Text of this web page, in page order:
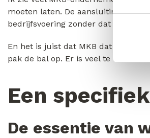
moeten laten. De aansluiting
bedrijfsvoering zonder dat het je
En het is juist dat MKB dat
pak de bal op. Er is veel te winnen
Een
De essentie van